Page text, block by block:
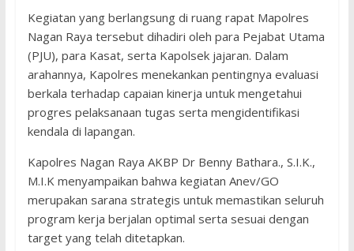
Kegiatan yang berlangsung di ruang rapat Mapolres
Nagan Raya tersebut dihadiri oleh para Pejabat Utama
(PJU), para Kasat, serta Kapolsek jajaran. Dalam
arahannya, Kapolres menekankan pentingnya evaluasi
berkala terhadap capaian kinerja untuk mengetahui
progres pelaksanaan tugas serta mengidentifikasi
kendala di lapangan.
Kapolres Nagan Raya AKBP Dr Benny Bathara., S.I.K.,
M.I.K menyampaikan bahwa kegiatan Anev/GO
merupakan sarana strategis untuk memastikan seluruh
program kerja berjalan optimal serta sesuai dengan
target yang telah ditetapkan.